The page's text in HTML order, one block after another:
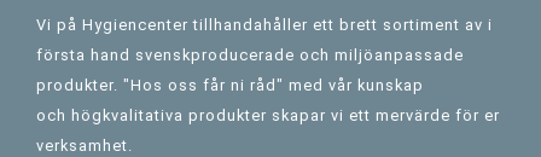
Vi på Hygiencenter tillhandahåller ett brett sortiment av i
första hand svenskproducerade och miljöanpassade
produkter. "Hos oss får ni råd" med vår kunskap
och högkvalitativa produkter skapar vi ett mervärde för er
verksamhet.